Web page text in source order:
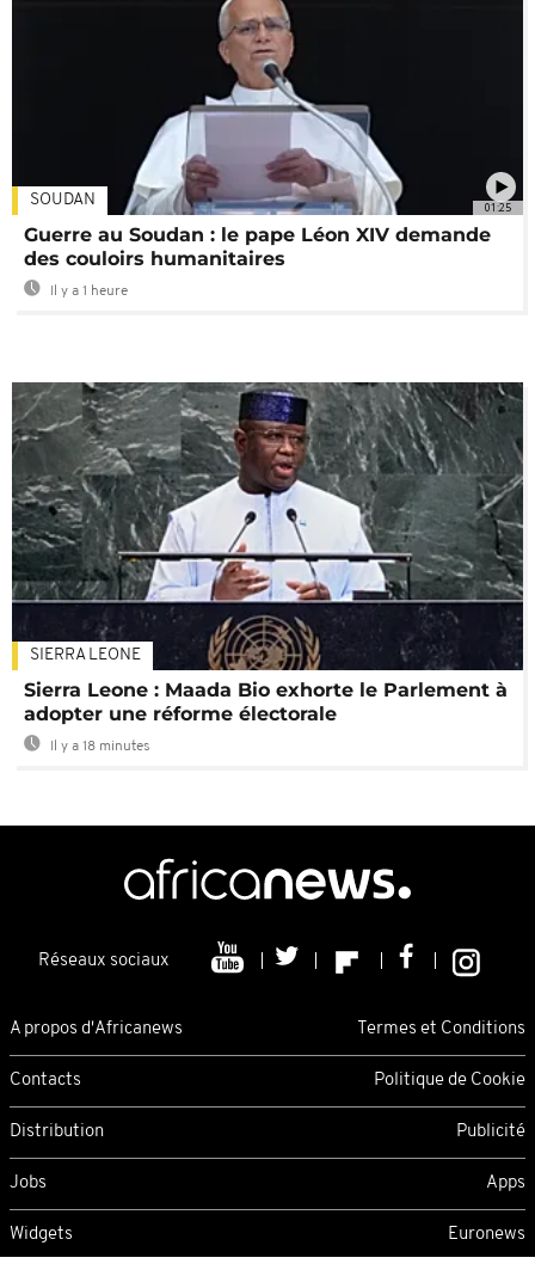
01:25
SOUDAN
Guerre au Soudan : le pape Léon XIV demande
des couloirs humanitaires
Il y a 1 heure
SIERRA LEONE
Sierra Leone : Maada Bio exhorte le Parlement à
adopter une réforme électorale
Il y a 18 minutes
Réseaux sociaux
A propos d'Africanews Termes et Conditions
Contacts Politique de Cookie
Distribution Publicité
Jobs Apps
Widgets Euronews